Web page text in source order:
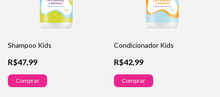
Shampoo Kids
R$47,99
Comprar
Condicionador Kids
R$42,99
Comprar